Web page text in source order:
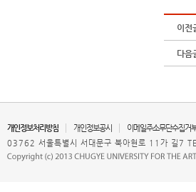
이전
다음
개인정보처리방침 개인정보공시 이메일주소무단수집거
03762 서울특별시 서대문구 북아현로 11가